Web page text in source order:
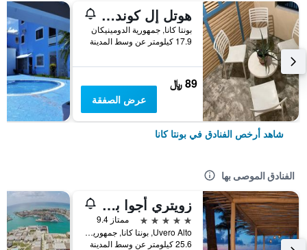
هوتل إل كوندي دي فيلا روزا
بونتا كانا, جمهورية الدومينيكان
17.9 كيلومتر عن وسط المدينة
89 ﷼
عرض الصفقة
شاهد أرخص الفنادق في بونتا كانا
الفنادق الموصى بها
زويتري أجوا بونتا كانا - بسعر يشمل جميع الخدمات
5 نجوم
ممتاز 9.4
Uvero Alto, بونتا كانا, جمهورية الدومينيكان
25.6 كيلومتر عن وسط المدينة